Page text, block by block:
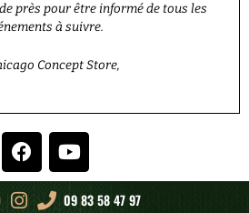
près pour être informé de tous les
à suivre.
Concept Store,
F
a
c
e
Y
o
u
t
09 83 58 47 97